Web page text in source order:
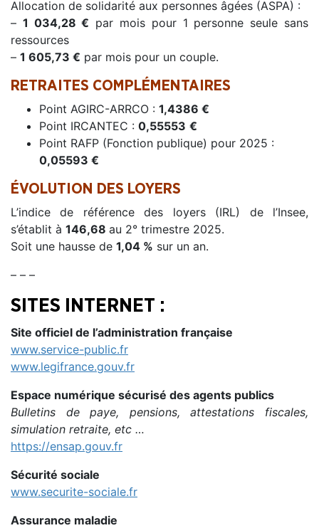
Allocation de solidarité aux personnes âgées (ASPA) :
– 1 034,28 € par mois pour 1 personne seule sans
ressources
– 1 605,73 € par mois pour un couple.
RETRAITES COMPLÉMENTAIRES
Point AGIRC-ARRCO : 1,4386 €
Point IRCANTEC : 0,55553 €
Point RAFP (Fonction publique) pour 2025 :
0,05593 €
ÉVOLUTION DES LOYERS
L’indice de référence des loyers (IRL) de l’Insee,
s’établit à 146,68 au 2° trimestre 2025.
Soit une hausse de 1,04 % sur un an.
– – –
SITES INTERNET :
Site officiel de l’administration française
www.service-public.fr
www.legifrance.gouv.fr
Espace numérique sécurisé des agents publics
Bulletins de paye, pensions, attestations fiscales,
simulation retraite, etc …
https://ensap.gouv.fr
Sécurité sociale
www.securite-sociale.fr
Assurance maladie